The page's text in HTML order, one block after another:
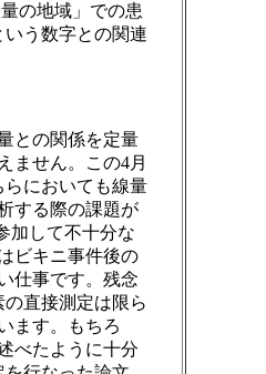
の地域」での患
う数字との関連
との関係を定量
ません。この4月
においても線量
する際の課題が
加して不十分な
ビキニ事件後の
仕事です。残念
直接測定は限ら
ます。もちろ
べたように十分